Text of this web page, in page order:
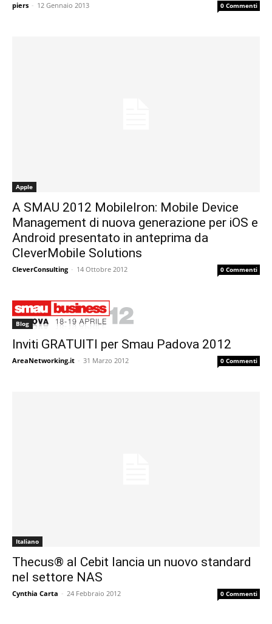
piers - 12 Gennaio 2013 0 Commenti
Apple
A SMAU 2012 MobileIron: Mobile Device
Management di nuova generazione per iOS e
Android presentato in anteprima da
CleverMobile Solutions
CleverConsulting - 14 Ottobre 2012 0 Commenti
Blog
Inviti GRATUITI per Smau Padova 2012
AreaNetworking.it - 31 Marzo 2012 0 Commenti
Italiano
Thecus® al Cebit lancia un nuovo standard
nel settore NAS
Cynthia Carta - 24 Febbraio 2012 0 Commenti